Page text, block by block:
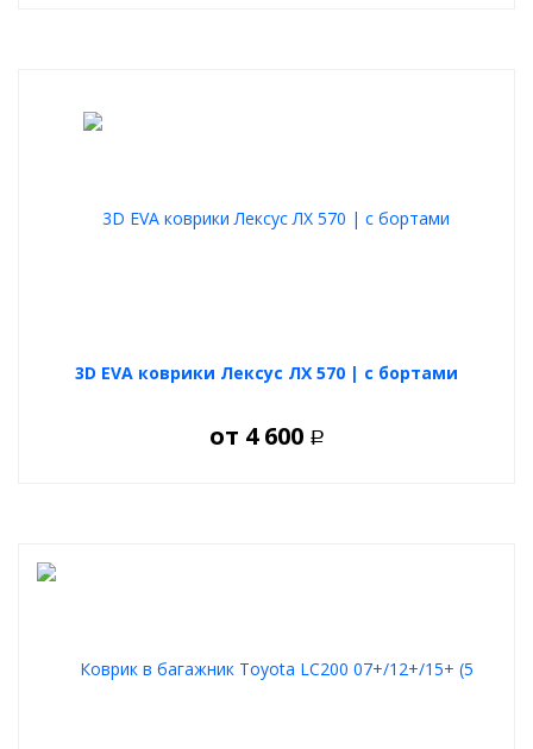
3D EVA коврики Лексус ЛХ 570 | с бортами
от 4 600 Р